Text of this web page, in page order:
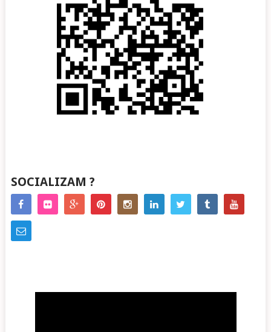
SOCIALIZAM ?